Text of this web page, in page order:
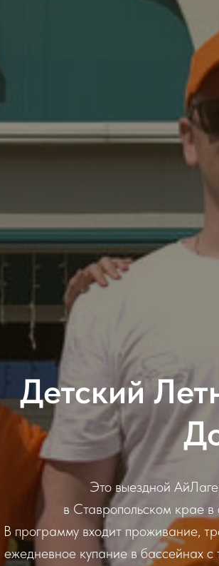
Детский
Это выездной
в Ставропольском крае
В программу входит проживание,
ежедневное купание в бассейнах